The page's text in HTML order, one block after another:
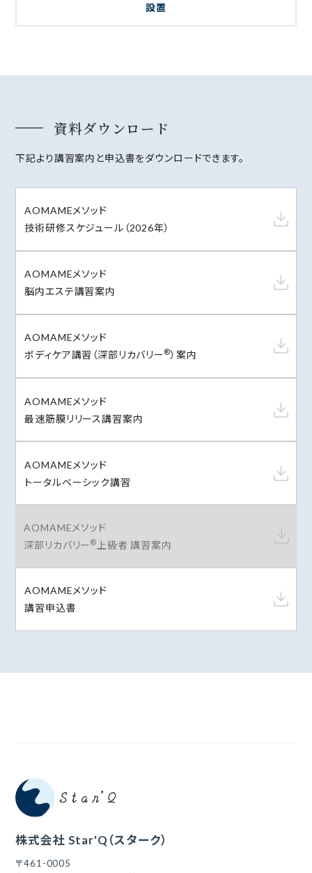
設置
資料ダウンロード
下記より講習案内と申込書をダウンロードできます。
AOMAMEメソッド
技術研修スケジュール（2026年）
AOMAMEメソッド
脳内エステ講習案内
AOMAMEメソッド
ボディケア講習（深部リカバリー®）案内
AOMAMEメソッド
最速筋膜リリース講習案内
AOMAMEメソッド
トータルベーシック講習
AOMAMEメソッド
深部リカバリー® 上級者 講習案内
AOMAMEメソッド
講習申込書
株式会社 Star'Q（スターク）
〒461-0005